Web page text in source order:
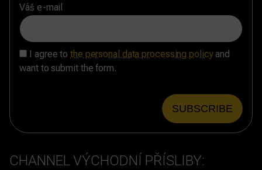
Váš e-mail
I agree tothe personal data processing policyand
want to submit the form.
CHANNEL VÝCHODNÍ PŘÍSLIBY: